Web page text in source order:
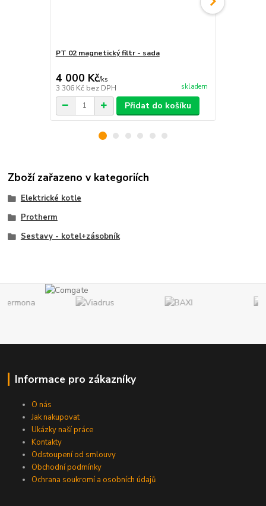
PT 02 magnetický filtr - sada
4 000 Kč/ks
3 306 Kč bez DPH skladem
Přidat do košíku
Zboží zařazeno v kategoriích
Elektrické kotle
Protherm
Sestavy - kotel+zásobník
Informace pro zákazníky
O nás
Jak nakupovat
Ukázky naší práce
Kontakty
Odstoupení od smlouvy
Obchodní podmínky
Ochrana soukromí a osobních údajů